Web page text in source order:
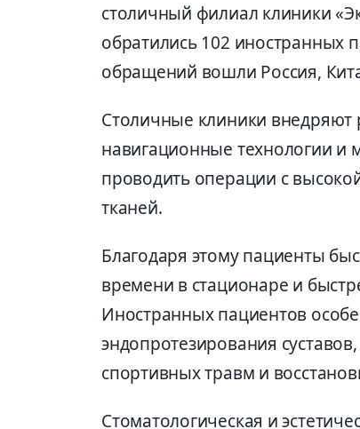
столичный филиал клиники
обратились 102 иностранных
обращений вошли Россия,
Столичные клиники внедряют
навигационные технологии и
проводить операции с
тканей.
Благодаря этому пациенты
времени в стационаре и
Иностранных пациентов
эндопротезирования
спортивных травм и
Стоматологическая и